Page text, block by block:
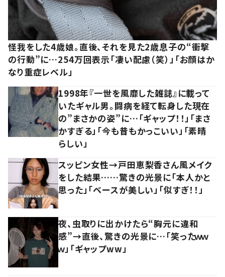
怪我をした4歳娘。直後、それを見た2歳息子の“衝撃
の行動”に…254万回表示「凄い配慮（笑）」「お顔はか
なり重症レベル」
1998年『一世を風靡した雑誌』に載って
いたギャル男。闘病を経て転身した現在
の”まさかの姿”に…「ギャップ！！」「まさ
かすぎる」「今も昔もかっこいい」「素晴
らしい」
スッピン女性→戸田恵梨香さん風メイク
をした結果……驚きの光景に「本人かと
思った」「ベースが美しい」「似すぎ！！」
夜、虫取りに出かけたら“胸元に違和
感”→直後、驚きの光景に…「笑ったｗｗ
ｗ」「ギャップww」